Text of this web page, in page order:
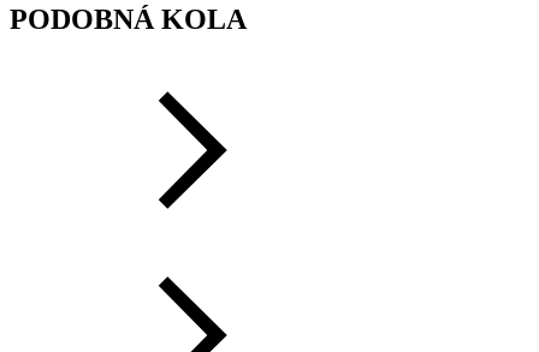
PODOBNÁ KOLA